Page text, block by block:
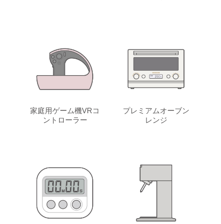
家庭用ゲーム機VRコ
ントローラー
プレミアムオーブン
レンジ